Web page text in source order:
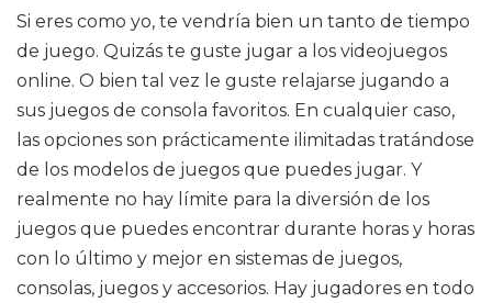
Si eres como yo, te vendría bien un tanto de tiempo
de juego. Quizás te guste jugar a los videojuegos
online. O bien tal vez le guste relajarse jugando a
sus juegos de consola favoritos. En cualquier caso,
las opciones son prácticamente ilimitadas tratándose
de los modelos de juegos que puedes jugar. Y
realmente no hay límite para la diversión de los
juegos que puedes encontrar durante horas y horas
con lo último y mejor en sistemas de juegos,
consolas, juegos y accesorios. Hay jugadores en todo